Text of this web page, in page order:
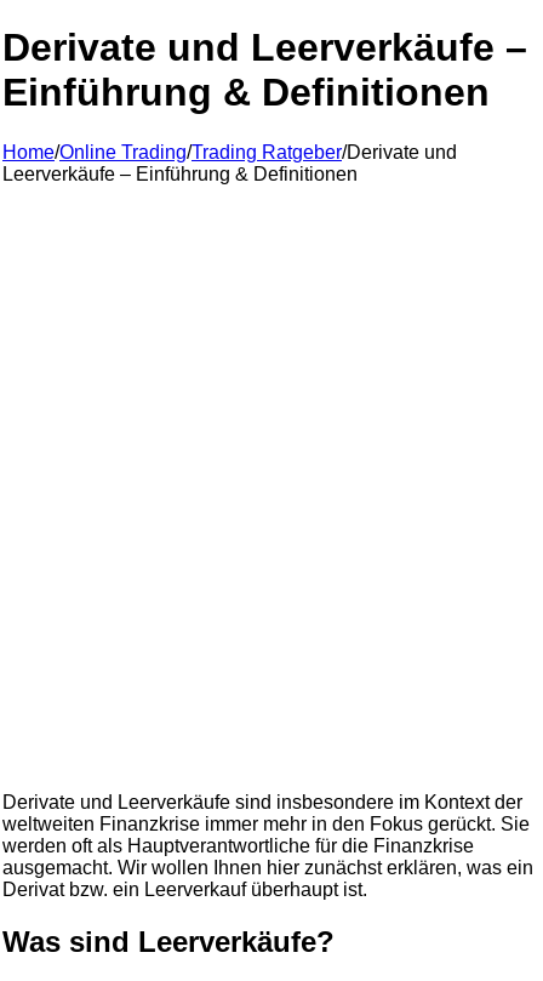
Derivate und Leerverkäufe –
Einführung & Definitionen
Home/Online Trading/Trading Ratgeber/Derivate und
Leerverkäufe – Einführung & Definitionen
Derivate und Leerverkäufe sind insbesondere im Kontext der
weltweiten Finanzkrise immer mehr in den Fokus gerückt. Sie
werden oft als Hauptverantwortliche für die Finanzkrise
ausgemacht. Wir wollen Ihnen hier zunächst erklären, was ein
Derivat bzw. ein Leerverkauf überhaupt ist.
Was sind Leerverkäufe?